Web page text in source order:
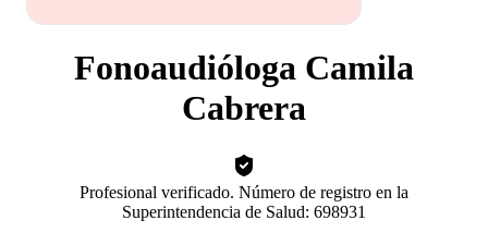
Fonoaudióloga Camila
Cabrera
Profesional verificado. Número de registro en la
Superintendencia de Salud: 698931